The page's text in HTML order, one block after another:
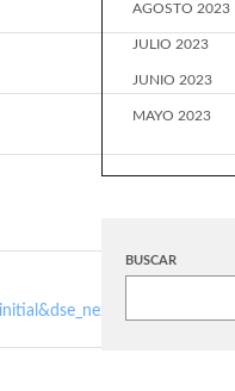
AGOSTO 2023
JULIO 2023
JUNIO 2023
MAYO 2023
BUSCAR